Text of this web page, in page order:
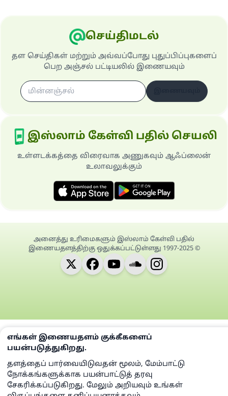
செய்திமடல்
தள செய்திகள் மற்றும் அவ்வப்போது புதுப்பிப்புகளைப்
பெற அஞ்சல் பட்டியலில் இணையவும்
இஸ்லாம் கேள்வி பதில் செயலி
உள்ளடக்கத்தை விரைவாக அணுகவும் ஆஃப்லைன்
உலாவலுக்கும்
அனைத்து உரிமைகளும் இஸ்லாம் கேள்வி பதில்
இணையதளத்திற்கு ஒதுக்கப்பட்டுள்ளது 1997-2025 ©
எங்கள் இணையதளம் குக்கீகளைப்
பயன்படுத்துகிறது.
தளத்தைப் பார்வையிடுவதன் மூலம், மேம்பாட்டு
நோக்கங்களுக்காக பயன்பாட்டுத் தரவு
சேகரிக்கப்படுகிறது. மேலும் அறியவும் உங்கள்